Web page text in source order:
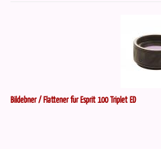
Bildebner / Flattener für Esprit 100 Triplet ED